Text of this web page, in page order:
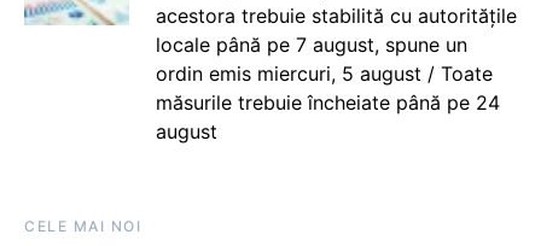
acestora trebuie stabilită cu autoritățile
locale până pe 7 august, spune un
ordin emis miercuri, 5 august / Toate
măsurile trebuie încheiate până pe 24
august
CELE MAI NOI